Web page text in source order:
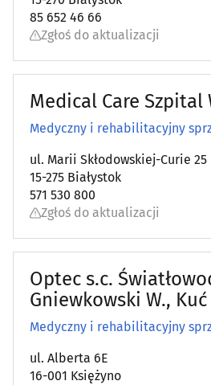
Okulistyka (30)
Onkologia(11)
Ortopedia(19)
Osteopatia(2)
Pediatria(10)
Podstawowa opieka zdrowotna
Poradnictwo Psychologiczno-
młodzieży(14)
Poradnie noworodków i
85 652 46 66
Zgłoś do aktualizacji
Medical Care Szpital
Medyczny i rehabilitacyjny
ul. Marii Skłodowskiej-Curie 25
15-275 Białystok
571 530 800
Zgłoś do aktualizacji
Optec s.c.
Gniewkowski W., Kuć
Medyczny i rehabilitacyjny
ul. Alberta 6E
16-001 Księżyno